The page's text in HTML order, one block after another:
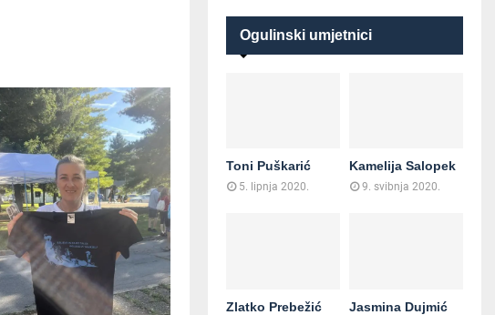
Ogulinski umjetnici
Toni Puškarić
5. lipnja 2020.
Kamelija Salopek
9. svibnja 2020.
Zlatko Prebežić Jasmina Dujmić